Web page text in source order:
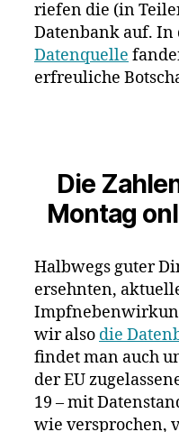
riefen die (in
Datenbank auf. In
Datenquelle
erfreuliche
Die
Montag
Halbwegs guter
ersehnten,
wir also die
findet man auch
der EU
19 – mit
wie versprochen,